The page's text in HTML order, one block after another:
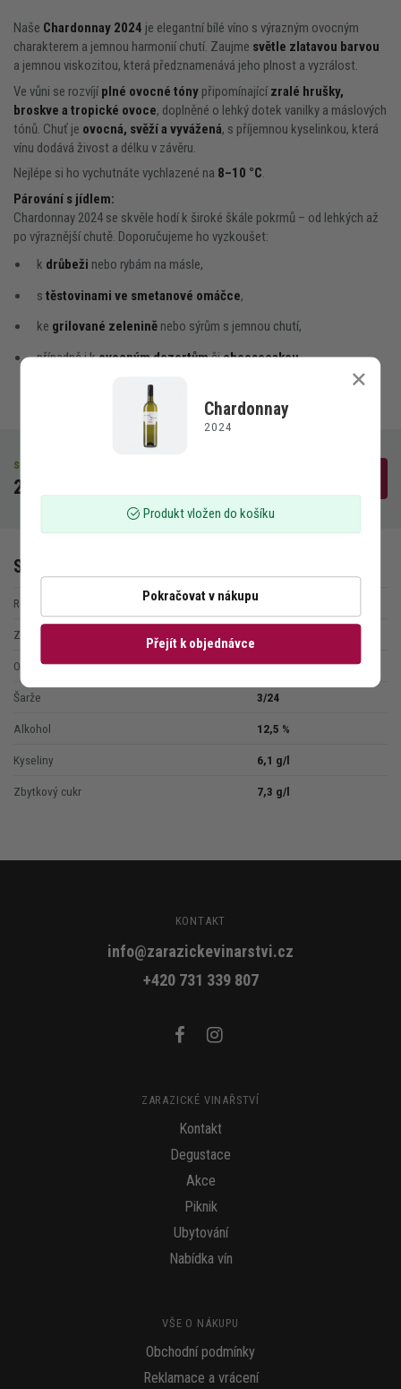
Kontakt
Akce
Piknik
Ubytování
Nabídka vín
Naše Chardonnay 2024 je elegantní bílé víno s výrazným ovocným
charakterem a jemnou harmonií chutí. Zaujme světle zlatavou barvou
a jemnou viskozitou, která předznamenává jeho plnost a vyzrálost.
Ve vůni se rozvíjí plné ovocné tóny připomínající zralé hrušky,
broskve a tropické ovoce, doplněné o lehký dotek vanilky a máslových
tónů. Chuť je ovocná, svěží a vyvážená, s příjemnou kyselinkou, která
vínu dodává živost a délku v závěru.
Nejlépe si ho vychutnáte vychlazené na 8–10 °C.
Párování s jídlem:
Chardonnay 2024 se skvěle hodí k široké škále pokrmů – od lehkých až
po výraznější chutě. Doporučujeme ho vyzkoušet:
k drůbeži nebo rybám na másle,
s těstovinami ve smetanové omáčce,
ke grilované zeleniněnebo sýrům s jemnou chutí,
případně i kovocným dezertůmčicheesecakeu.
skladem
240 Kč
Chardonnay
2024
Produkt vložen do košíku
Pokračovat v nákupu
Přejít k objednávce
Specifikace vína
Ročník 2024
Zařazení
Objem láhve 0,75 l
Šarže 3/24
Alkohol 12,5 %
Kyseliny 6,1 g/l
Zbytkový cukr 7,3 g/l
KONTAKT
info@zarazickevinarstvi.cz
+420 731 339 807
ZARAZICKÉ VINAŘSTVÍ
Kontakt
Degustace
Akce
Piknik
Ubytování
Nabídka vín
VŠE O NÁKUPU
Obchodní podmínky
Reklamace a vrácení